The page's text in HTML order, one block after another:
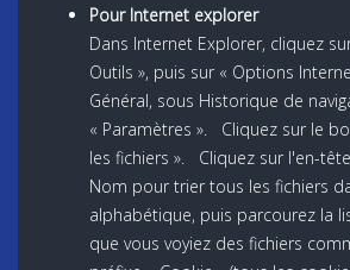
Pour Internet explorer
Dans Internet Explorer, cliquez
Outils », puis sur « Options
Général, sous Historique de
« Paramètres ». Cliquez sur le
les fichiers ». Cliquez sur l'en-
Nom pour trier tous les fichiers
alphabétique, puis parcourez la
que vous voyiez des fichiers